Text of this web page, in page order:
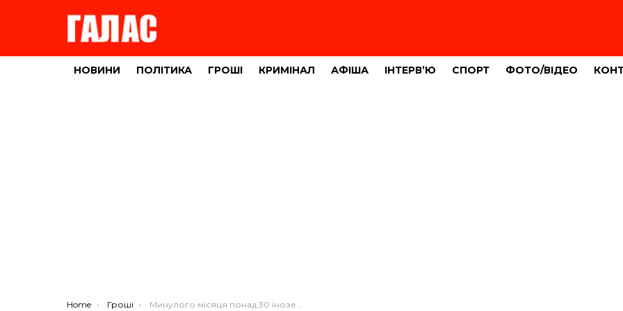
НОВИНИ ПОЛІТИКА ГРОШІ КРИМІНАЛ АФІША ІНТЕРВ’Ю СПОРТ ФОТО/ВІДЕО
You are here:
Home Гроші Минулого місяця понад 30 іноземців зареєстрували свій бізнес на Тернопільщині